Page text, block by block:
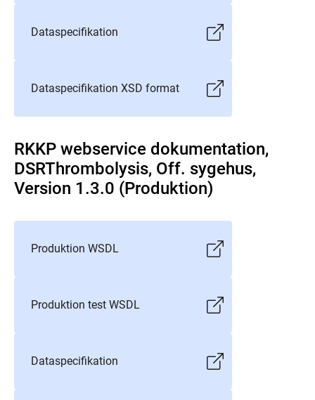
Dataspecifikation
Dataspecifikation XSD format
RKKP webservice dokumentation,
DSRThrombolysis, Off. sygehus,
Version 1.3.0 (Produktion)
Produktion WSDL
Produktion test WSDL
Dataspecifikation